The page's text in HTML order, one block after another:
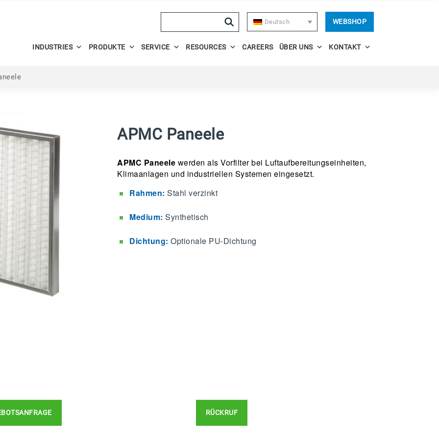
Deutsch WEBSHOP
INDUSTRIES PRODUKTE SERVICE RESOURCES CAREERS ÜBER UNS KONTAKT
APMC Paneele
APMC Paneele werden als Vorfilter bei Luftaufbereitungseinheiten,
Klimaanlagen und industriellen Systemen eingesetzt.
Rahmen: Stahl verzinkt
Medium: Synthetisch
Dichtung: Optionale PU-Dichtung
RÜCKRUF